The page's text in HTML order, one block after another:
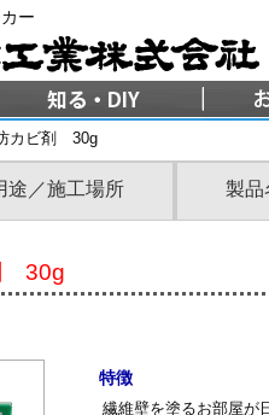
ー
カビ剤 30g
途／施工場所 製品
30g
特徴
繊維壁を塗るお部屋が